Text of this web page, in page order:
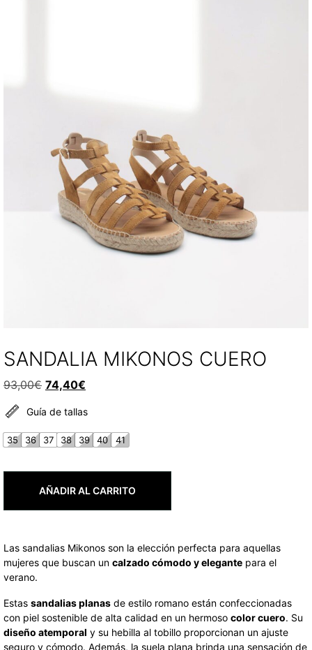
SANDALIA MIKONOS CUERO
93,00€ El
original
era:
93,00€.
74,40€
actual
es:
74,40€.
Guía de tallas
35 36 37 38 39 40 41
AÑADIR AL CARRITO
Las sandalias Mikonos son la elección perfecta para aquellas
mujeres que buscan un calzado cómodo y elegante para el
verano.
Estas sandalias planas de estilo romano están confeccionadas
con piel sostenible de alta calidad en un hermoso color cuero. Su
diseño atemporal y su hebilla al tobillo proporcionan un ajuste
seguro y cómodo. Además, la suela plana brinda una sensación de